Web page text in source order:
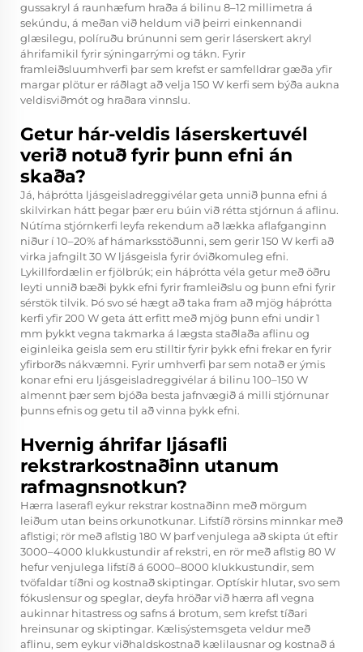
gussakryl á raunhæfum hraða á bilinu 8–12 millimetra á
sekúndu, á meðan við heldum við þeirri einkennandi
glæsilegu, políruðu brúnunni sem gerir láserskert akryl
áhrifamikil fyrir sýningarrými og tákn. Fyrir
framleiðsluumhverfi þar sem krefst er samfelldrar gæða yfir
margar plötur er ráðlagt að velja 150 W kerfi sem býða aukna
veldisviðmót og hraðara vinnslu.
Getur hár-veldis láserskertuvél
verið notuð fyrir þunn efni án
skaða?
Já, háþrótta ljásgeisladreggivélar geta unnið þunna efni á
skilvirkan hátt þegar þær eru búin við rétta stjórnun á aflinu.
Nútíma stjórnkerfi leyfa rekendum að lækka aflafganginn
niður í 10–20% af hámarksstöðunni, sem gerir 150 W kerfi að
virka jafngilt 30 W ljásgeisla fyrir óviðkomuleg efni.
Lykillfordælin er fjölbrúk; ein háþrótta véla getur með öðru
leyti unnið bæði þykk efni fyrir framleiðslu og þunn efni fyrir
sérstök tilvik. Þó svo sé hægt að taka fram að mjög háþrótta
kerfi yfir 200 W geta átt erfitt með mjög þunn efni undir 1
mm þykkt vegna takmarka á lægsta staðlaða aflinu og
eiginleika geisla sem eru stilltir fyrir þykk efni frekar en fyrir
yfirborðs nákvæmni. Fyrir umhverfi þar sem notað er ýmis
konar efni eru ljásgeisladreggivélar á bilinu 100–150 W
almennt þær sem bjóða besta jafnvægið á milli stjórnunar
þunns efnis og getu til að vinna þykk efni.
Hvernig áhrifar ljásafli
rekstrarkostnaðinn utanum
rafmagnsnotkun?
Hærra laserafl eykur rekstrar kostnaðinn með mörgum
leiðum utan beins orkunotkunar. Lifstíð rörsins minnkar með
aflstigi; rör með aflstig 180 W þarf venjulega að skipta út eftir
3000–4000 klukkustundir af rekstri, en rör með aflstig 80 W
hefur venjulega lifstíð á 6000–8000 klukkustundir, sem
tvöfaldar tíðni og kostnað skiptingar. Optískir hlutar, svo sem
fókuslensur og speglar, deyfa hröðar við hærra afl vegna
aukinnar hitastress og safns á brotum, sem krefst tíðari
hreinsunar og skiptingar. Kælisýstemsgeta veldur með
aflinu, sem eykur viðhaldskostnað kælilausnar og kostnað á